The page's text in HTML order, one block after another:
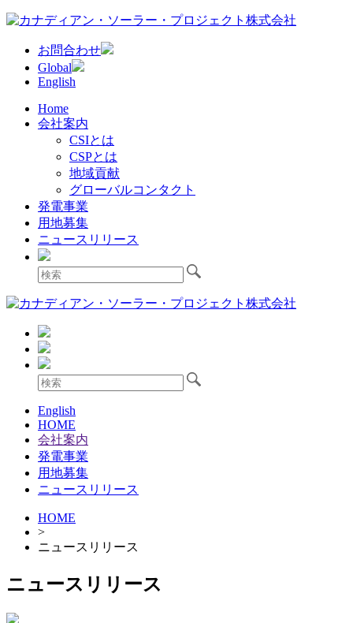
お問合わせ
Global
English
Home
会社案内
CSIとは
CSPとは
地域貢献
グローバルコンタクト
発電事業
用地募集
ニュースリリース
English
HOME
会社案内
発電事業
用地募集
ニュースリリース
HOME
>
ニュースリリース
ニュースリリース